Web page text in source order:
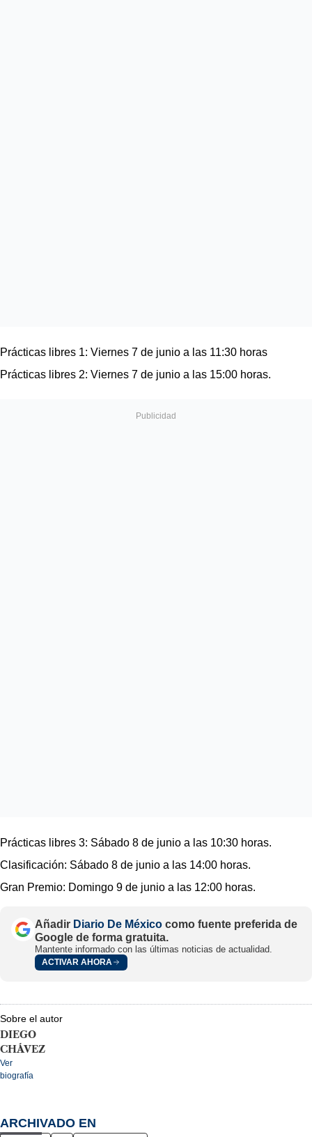
Prácticas libres 1: Viernes 7 de junio a las 11:30 horas
Prácticas libres 2: Viernes 7 de junio a las 15:00 horas.
Prácticas libres 3: Sábado 8 de junio a las 10:30 horas.
Clasificación: Sábado 8 de junio a las 14:00 horas.
Gran Premio: Domingo 9 de junio a las 12:00 horas.
Añadir Diario De México como fuente preferida de
Google de forma gratuita.
Mantente informado con las últimas noticias de actualidad.
ACTIVAR AHORA
Sobre el autor
DIEGO
CHÁVEZ
Ver
biografía
ARCHIVADO EN